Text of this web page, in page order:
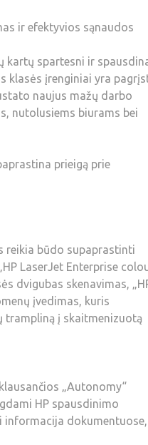
ir efektyvios sąnaudos
kartų spartesni ir
klasės įrenginiai yra
naujus mažų darbo
nutolusiems biurams bei
prieigą prie
reikia būdo supaprastinti
LaserJet Enterprise
dvigubas skenavimas,
įvedimas, kuris
trampliną į skaitmenizuotą
„Autonomy“
HP spausdinimo
informacija dokumentuose,